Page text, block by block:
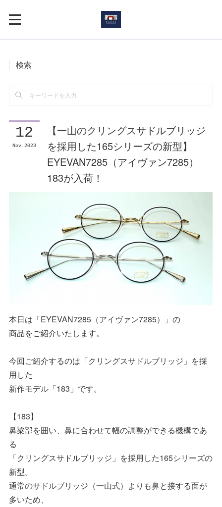
検索
12
Nov 2023
【一山のクリングスサドルブリッジ
を採用した165シリーズの新型】
EYEVAN7285（アイヴァン7285）
183が入荷！
本日は「EYEVAN7285（アイヴァン7285）」の
商品をご紹介いたします。
今回ご紹介するのは「クリングスサドルブリッジ」を採
用した
新作モデル「183」です。
【183】
鼻梁部を囲い、鼻に合わせて幅の調整ができる機構であ
る
「クリングスサドルブリッジ」を採用した165シリーズの
新型。
通常のサドルブリッジ（一山式）よりも鼻と接する面が
多いため、